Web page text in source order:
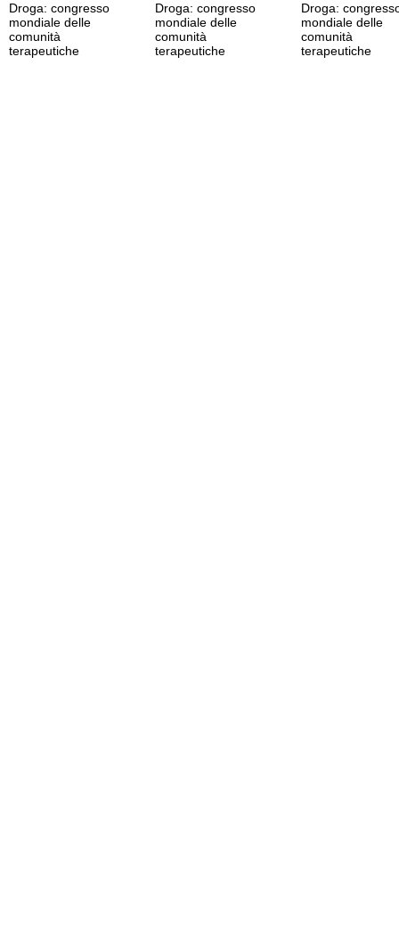
Droga: congresso
mondiale delle
comunità
terapeutiche
Droga: congresso
mondiale delle
comunità
terapeutiche
Droga:
mondiale delle
comunità
terapeutiche